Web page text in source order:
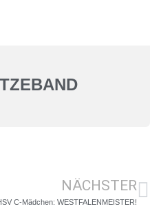
NÄCHSTER
C-Mädchen: WESTFALENMEISTER!